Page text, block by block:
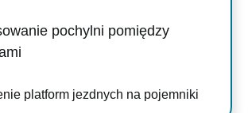
pochylni pomiędzy
platform jezdnych na pojemniki